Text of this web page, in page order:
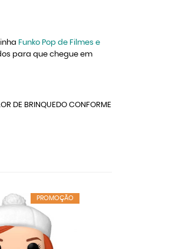
Funko Pop de Filmes e
para que chegue em
DE BRINQUEDO CONFORME
PROMOÇÃO